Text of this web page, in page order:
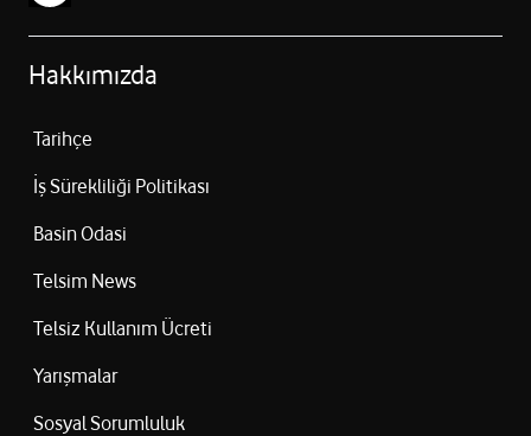
Hakkımızda
Tarihçe
İş Sürekliliği Politikası
Basin Odasi
Telsim News
Telsiz Kullanım Ücreti
Yarışmalar
Sosyal Sorumluluk